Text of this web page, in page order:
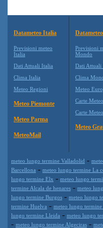
Datameteo Italia
Previsioni meteo
Italia
Dati Attuali Italia
Clima Italia
Meteo Regioni
Meteo Piemonte
Meteo Parma
MeteoMail
Previsioni
Mondo
Dati Attuali
Clima
Meteo
Carte
Carte
Meteo
meteo lungo termine Valladolid -
Barcellona - meteo lungo termine La
lungo termine Elx - meteo lungo
termine Alcala de henares - meteo
lungo termine Burgos - meteo lungo
termine Huelva - meteo lungo
lungo termine Lleida - meteo lungo
- meteo lungo termine Algeciras -